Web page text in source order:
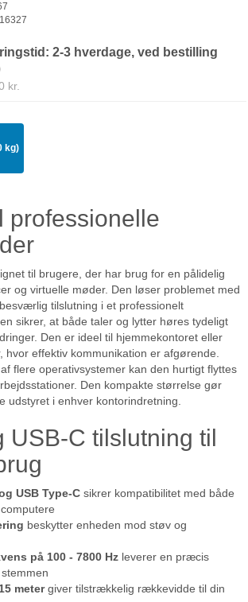
2-3 hverdage, ved bestilling
kr.
kg)
professionelle
til brugere, der har brug for en pålidelig
og virtuelle møder. Den løser problemet med
tilslutning i et professionelt
sikrer, at både taler og lytter høres tydeligt
Den er ideel til hjemmekontoret eller
hvor effektiv kommunikation er afgørende.
flere operativsystemer kan den hurtigt flyttes
Den kompakte størrelse gør
udstyret i enhver kontorindretning.
USB-C tilslutning til
USB Type-C sikrer kompatibilitet med både
beskytter enheden mod støv og
på 100 - 7800 Hz leverer en præcis
metergiver tilstrækkelig rækkevidde til din